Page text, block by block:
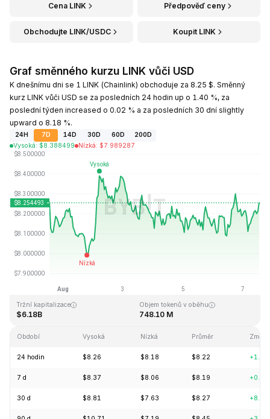
Cena LINK Předpověď ceny
Obchodujte LINK/USDC Koupit LINK
Graf směnného kurzu LINK vůči USD
K dnešnímu dni se 1 LINK (Chainlink) obchoduje za 8.25 $. Směnný
kurz LINK vůči USD se za posledních 24 hodin up o 1.40 %, za
poslední týden increased o 0.02 % a za posledních 30 dní slightly
upward o 8.18 %.
24H 7D 14D 30D 60D
200D
Vysoká: $8.388499 Nízká: $7.989287
Naposledy aktualizováno: 2026-08-07, 12:54 GMT+0
Historické maximum
Tržní kapitalizace
$6.18B
Objem tokenů v oběhu
748.10 M
Období Vysoká Nízká Průměr Změna
24 hodin $8.26 $8.18 $8.22
7 d $8.37 $8.06 $8.19
30 d $8.81 $7.63 $8.27